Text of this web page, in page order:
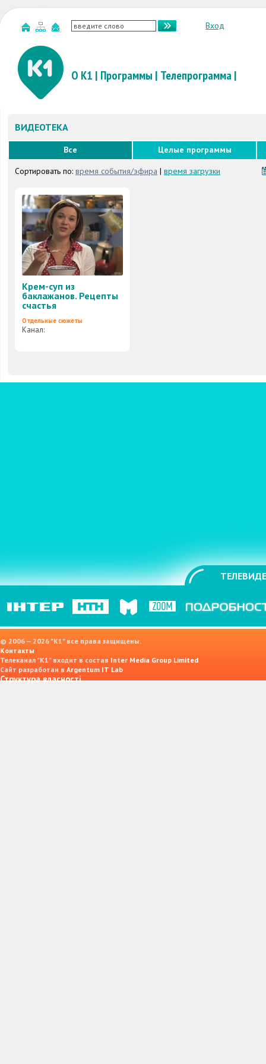
Вход
О К1 | Программы | Телепрограмма|
ВИДЕОТЕКА
Все
Целые программы
Сортировать по: время события/эфира | время загрузки
Крем-суп из
баклажанов. Рецепты
счастья
Отдельные сюжеты
Канал:
© 2006 — 2026 "K1" все права защищены.
Контакты
Телеканал "К1" входит в состав Inter Media Group Limited
Сайт разработан в Argentum IT Lab
Структура власності